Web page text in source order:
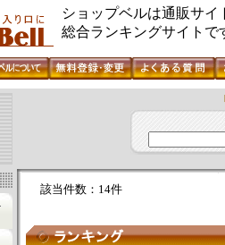
ショップベルは通販サ
総合ランキングサイトで
該当件数：14件